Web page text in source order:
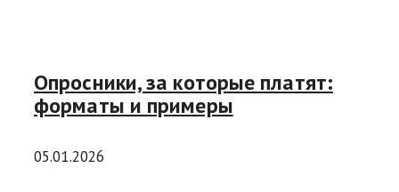
Опросники, за которые платят:
форматы и примеры
05.01.2026